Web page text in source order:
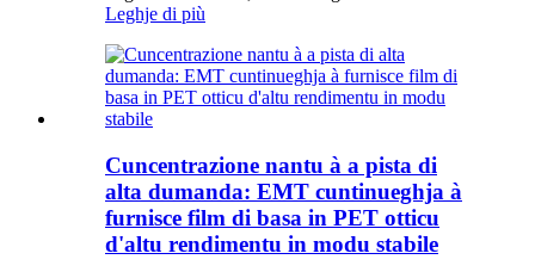
Leghje di più
Cuncentrazione nantu à a pista di
alta dumanda: EMT cuntinueghja à
furnisce film di basa in PET otticu
d'altu rendimentu in modu stabile